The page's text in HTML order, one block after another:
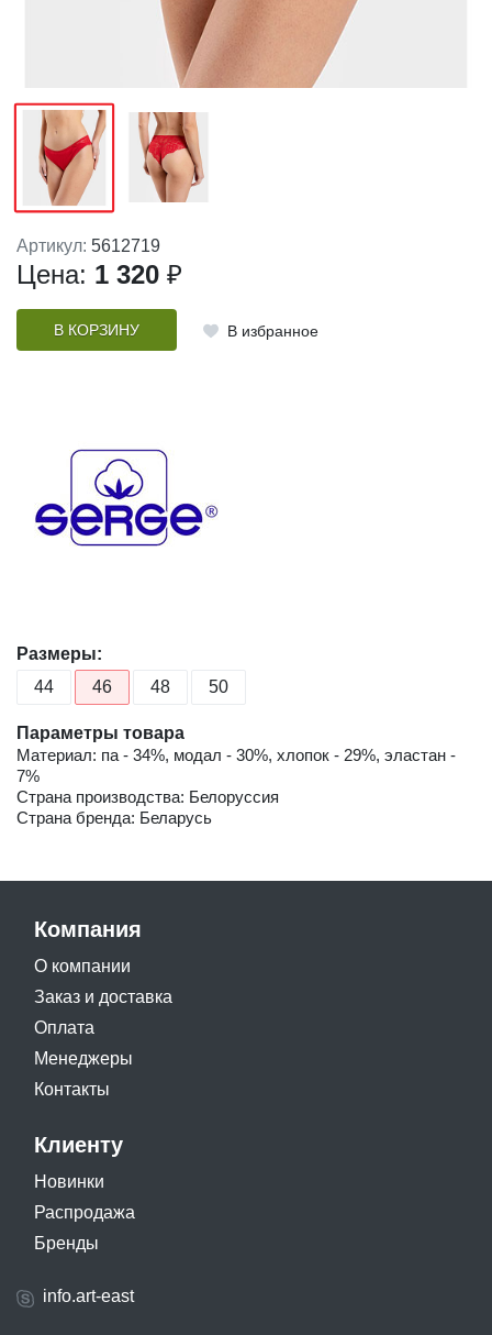
Артикул: 5612719
Цена: 1 320 ₽
В КОРЗИНУ В избранное
Размеры:
44
46 48 50
Параметры товара
Материал: па - 34%, модал - 30%, хлопок - 29%, эластан -
7%
Страна производства: Белоруссия
Страна бренда: Беларусь
Компания
О компании
Заказ и доставка
Оплата
Менеджеры
Контакты
Клиенту
Новинки
Распродажа
Бренды
info.art-east